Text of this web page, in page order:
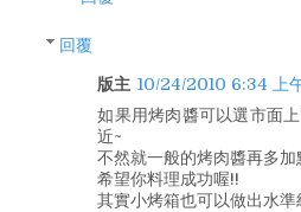
回覆
版主 10/24/2010 6:34 上
如果用烤肉醬可以選市面
近~
不然就一般的烤肉醬再多加
希望你料理成功喔!!
其實小烤箱也可以做出水準